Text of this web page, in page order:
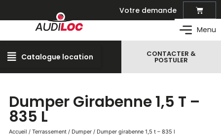
Votre demande
Menu
Catalogue location
Matériel de location
Outillage professionnel
Créer et entretenir les espaces verts
Manutention – levage
CONTACTER &
POSTULER
Dumper Girabenne 1,5 T –
835 L
Accueil / Terrassement/ Dumper/ Dumper girabenne 1,5 t – 835 l